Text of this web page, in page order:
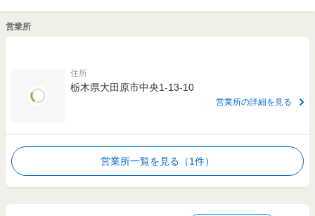
営業所
住所
栃木県大田原市中央1-13-10
営業所の詳細を見る
営業所一覧を見る（1件）